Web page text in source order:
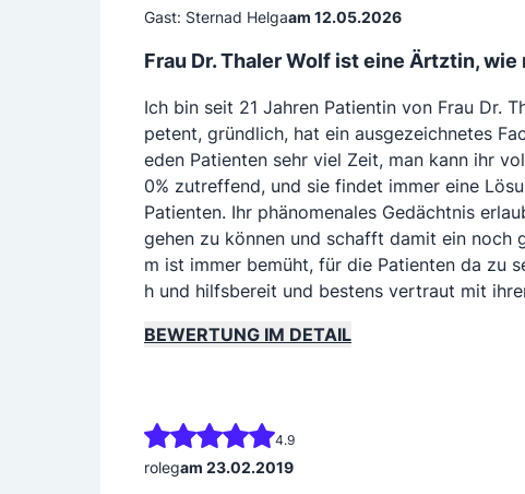
Gast: Sternad Helgaam 12.05.2026
Frau Dr. Thaler Wolf ist eine Ärtztin,
Ich bin seit 21 Jahren Patientin von Frau Dr.
petent, gründlich, hat ein ausgezeichnetes
eden Patienten sehr viel Zeit, man kann ihr
0% zutreffend, und sie findet immer eine
Patienten. Ihr phänomenales Gedächtnis
gehen zu können und schafft damit ein noch
m ist immer bemüht, für die Patienten da zu
h und hilfsbereit und bestens vertraut mit
BEWERTUNG IM DETAIL
4.9
rolegam 23.02.2019